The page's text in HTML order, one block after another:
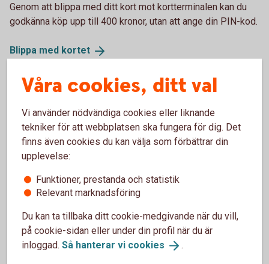
Genom att blippa med ditt kort mot kortterminalen kan du
godkänna köp upp till 400 kronor, utan att ange din PIN-kod.
Blippa med kortet
Young man looking at his phone
Spärra eller stänga kort?
Våra cookies, ditt val
Vi använder nödvändiga cookies eller liknande
tekniker för att webbplatsen ska fungera för dig. Det
finns även cookies du kan välja som förbättrar din
upplevelse:
Funktioner, prestanda och statistik
Relevant marknadsföring
Du kan ta tillbaka ditt cookie-medgivande när du vill,
på cookie-sidan eller under din profil när du är
inloggad. Så hanterar vi cookies .